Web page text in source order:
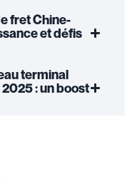
fret Chine-
et défis
terminal
: un boost